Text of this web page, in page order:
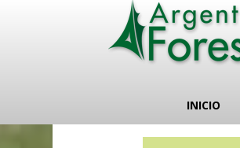
INICIO